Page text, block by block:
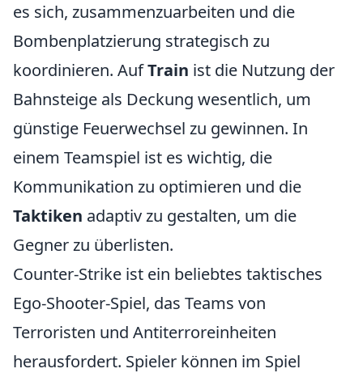
es sich, zusammenzuarbeiten und die
Bombenplatzierung strategisch zu
koordinieren. AufTrain ist die Nutzung der
Bahnsteige als Deckung wesentlich, um
günstige Feuerwechsel zu gewinnen. In
einem Teamspiel ist es wichtig, die
Kommunikation zu optimieren und die
Taktiken adaptiv zu gestalten, um die
Gegner zu überlisten.
Counter-Strike ist ein beliebtes taktisches
Ego-Shooter-Spiel, das Teams von
Terroristen und Antiterroreinheiten
herausfordert. Spieler können im Spiel